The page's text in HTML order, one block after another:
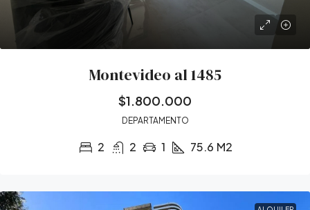
Montevideo al 1485
$1.800.000
DEPARTAMENTO
2 2 1 75.6 M2